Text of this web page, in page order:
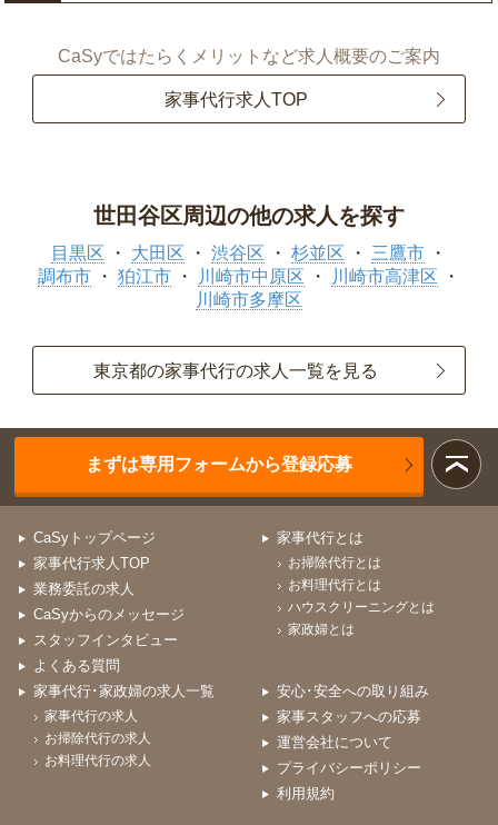
CaSyではたらくメリットなど求人概要のご案内
家事代行求人TOP
世田谷区周辺の他の求人を探す
目黒区 大田区 渋谷区 杉並区
三鷹市
調布市
狛江市 川崎市中原区
川崎市高津区
川崎市多摩区
東京都の家事代行の求人一覧を見る
まずは専用フォームから登録応募
CaSyトップページ
家事代行求人TOP
業務委託の求人
CaSyからのメッセージ
スタッフインタビュー
よくある質問
家事代行とは
お掃除代行とは
お料理代行とは
ハウスクリーニングとは
家政婦とは
家事代行･家政婦の求人一覧
家事代行の求人
お掃除代行の求人
お料理代行の求人
安心･安全への取り組み
家事スタッフへの応募
運営会社について
プライバシーポリシー
利用規約